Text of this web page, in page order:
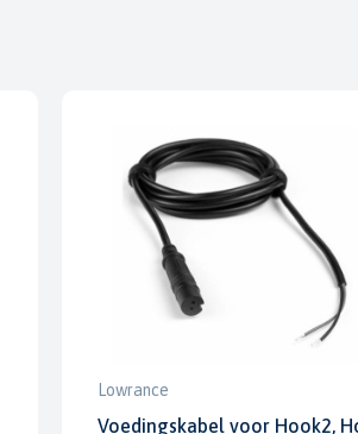
Lowrance
Voedingskabel voor Hook2,